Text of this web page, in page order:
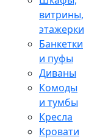
витрины,
этажерки
Банкетки
и пуфы
Диваны
Комоды
и тумбы
Кресла
Кровати